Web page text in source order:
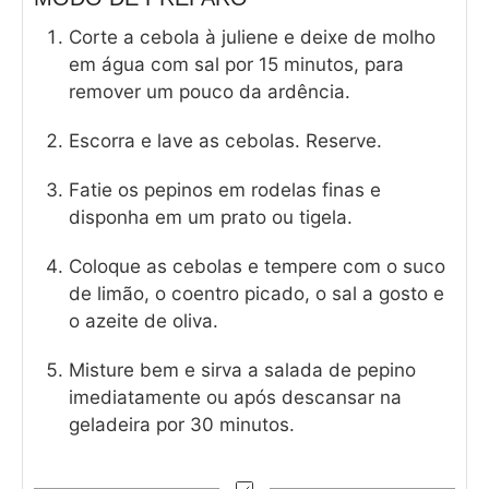
Corte a cebola à juliene e deixe de molho
em água com sal por 15 minutos, para
remover um pouco da ardência.
Escorra e lave as cebolas. Reserve.
Fatie os pepinos em rodelas finas e
disponha em um prato ou tigela.
Coloque as cebolas e tempere com o suco
de limão, o coentro picado, o sal a gosto e
o azeite de oliva.
Misture bem e sirva a salada de pepino
imediatamente ou após descansar na
geladeira por 30 minutos.